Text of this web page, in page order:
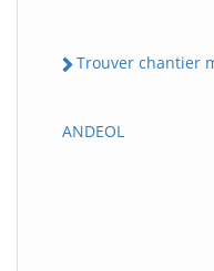
Trouver chantier
ANDEOL